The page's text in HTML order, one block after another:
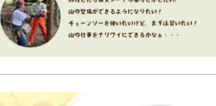
職住体験
京都 地域活性化
南丹
京丹波町 南丹市 亀岡市